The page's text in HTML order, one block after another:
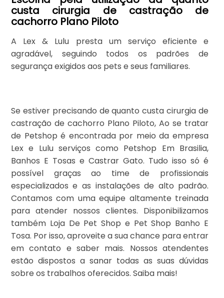
custa cirurgia de castração de
cachorro Plano Piloto
A Lex & Lulu presta um serviço eficiente e
agradável, seguindo todos os padrões de
segurança exigidos aos pets e seus familiares.
Se estiver precisando de quanto custa cirurgia de
castração de cachorro Plano Piloto, Ao se tratar
de Petshop é encontrada por meio da empresa
Lex e Lulu serviços como Petshop Em Brasilia,
Banhos E Tosas e Castrar Gato. Tudo isso só é
possível graças ao time de profissionais
especializados e as instalações de alto padrão.
Contamos com uma equipe altamente treinada
para atender nossos clientes. Disponibilizamos
também Loja De Pet Shop e Pet Shop Banho E
Tosa. Por isso, aproveite a sua chance para entrar
em contato e saber mais. Nossos atendentes
estão dispostos a sanar todas as suas dúvidas
sobre os trabalhos oferecidos. Saiba mais!